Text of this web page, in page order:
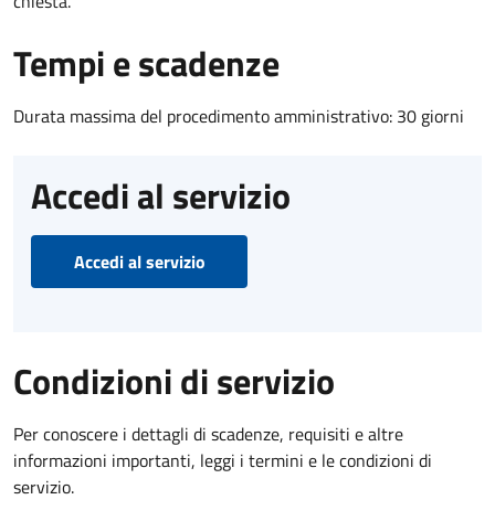
Tempi e scadenze
Durata massima del procedimento amministrativo: 30 giorni
Accedi al servizio
Accedi al servizio
Condizioni di servizio
Per conoscere i dettagli di scadenze, requisiti e altre
informazioni importanti, leggi i termini e le condizioni di
servizio.